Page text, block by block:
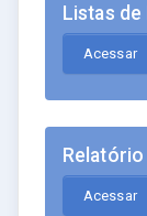
Listas de
Acessar
Acessar